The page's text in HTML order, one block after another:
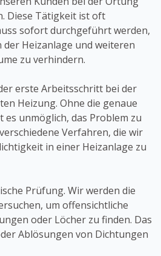
Diese Tätigkeit ist oft
sofort durchgeführt werden,
der Heizanlage und weiteren
zu verhindern.
erste Arbeitsschritt bei der
Heizung. Ohne die genaue
unmöglich, das Problem zu
Verfahren, die wir
in einer Heizanlage zu
Prüfung. Wir werden die
um offensichtliche
oder Löcher zu finden. Das
Ablösungen von Dichtungen